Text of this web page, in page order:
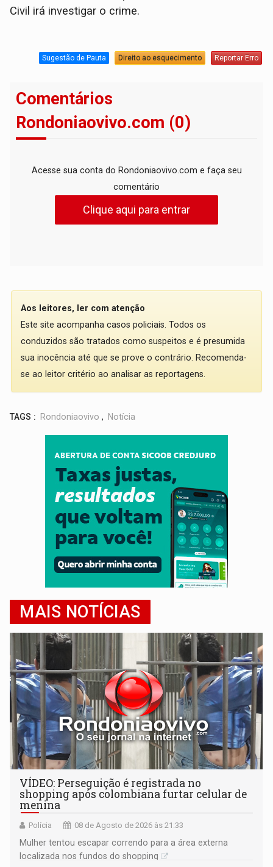
Civil irá investigar o crime.
Sugestão de Pauta Direito ao esquecimento Reportar Erro
Comentários
Rondoniaovivo.com (0)
Acesse sua conta do Rondoniaovivo.com e faça seu
comentário
Clique aqui para entrar
Aos leitores, ler com atenção
Este site acompanha casos policiais. Todos os
conduzidos são tratados como suspeitos e é presumida
sua inocência até que se prove o contrário. Recomenda-
se ao leitor critério ao analisar as reportagens.
TAGS : Rondoniaovivo , Notícia
MAIS NOTÍCIAS
VÍDEO: Perseguição é registrada no
shopping após colombiana furtar celular de
menina
Polícia 08 de Agosto de 2026 às 21:33
Mulher tentou escapar correndo para a área externa
localizada nos fundos do shopping